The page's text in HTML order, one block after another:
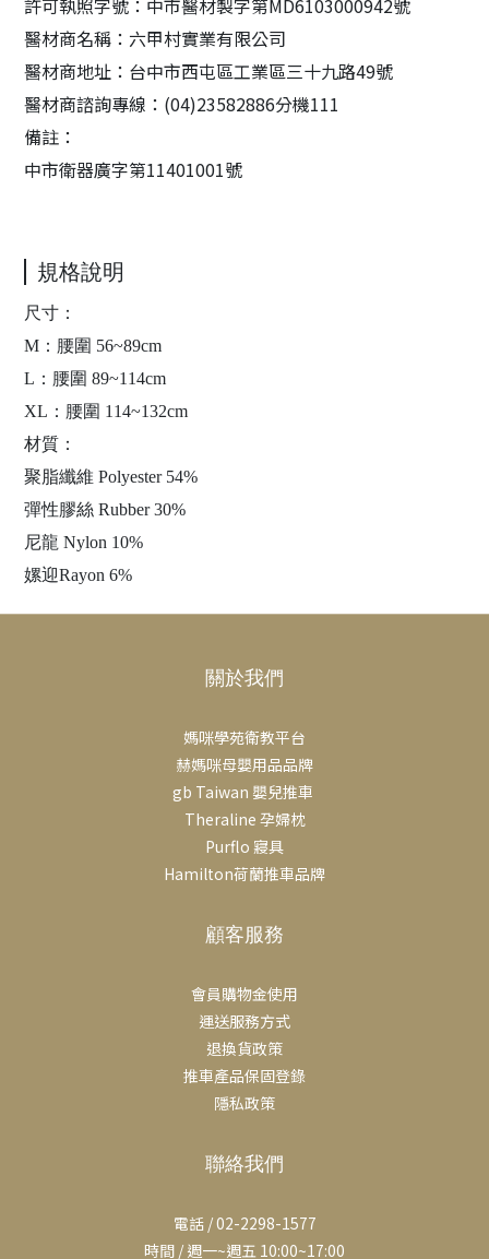
許可執照字號：中市醫材製字第MD6103000942號
醫材商名稱：六甲村實業有限公司
醫材商地址：台中市西屯區工業區三十九路49號
醫材商諮詢專線：(04)23582886分機111
備註：
中市衛器廣字第11401001號
規格說明
尺寸：
M：腰圍 56~89cm
L：腰圍 89~114cm
XL：腰圍 114~132cm
材質：
聚脂纖維 Polyester 54%
彈性膠絲 Rubber 30%
尼龍 Nylon 10%
嫘迎Rayon 6%
關於我們
媽咪學苑衛教平台
赫媽咪母嬰用品品牌
gb Taiwan 嬰兒推車
Theraline 孕婦枕
Purflo 寢具
Hamilton荷蘭推車品牌
顧客服務
會員購物金使用
運送服務方式
退換貨政策
推車產品保固登錄
隱私政策
聯絡我們
電話 / 02-2298-1577
時間 / 週一~週五 10:00~17:00